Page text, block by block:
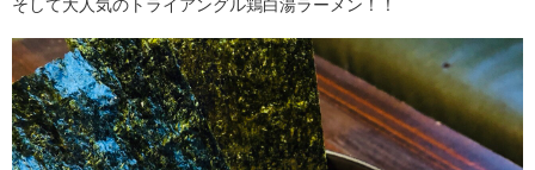
そして大人気のトライアングル鶏白湯ラーメン！！